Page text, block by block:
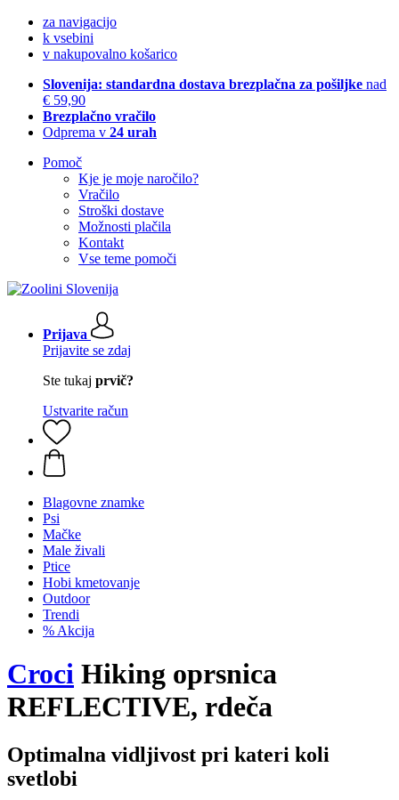
za navigacijo
k vsebini
v nakupovalno košarico
Slovenija: standardna dostava brezplačna za pošiljke nad
€ 59,90
Brezplačno vračilo
Odprema v 24 urah
Pomoč
Kje je moje naročilo?
Vračilo
Stroški dostave
Možnosti plačila
Kontakt
Vse teme pomoči
Prijava
Prijavite se zdaj
Ste tukaj prvič?
Ustvarite račun
Blagovne znamke
Psi
Mačke
Male živali
Ptice
Hobi kmetovanje
Outdoor
Trendi
% Akcija
Croci Hiking oprsnica
REFLECTIVE, rdeča
Optimalna vidljivost pri kateri koli
svetlobi